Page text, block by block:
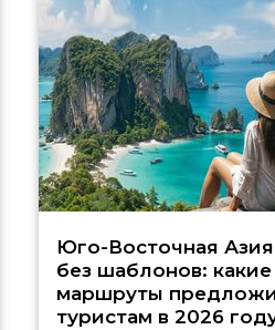
Юго-Восточная Азия
без шаблонов: какие
маршруты
туристам в 2026